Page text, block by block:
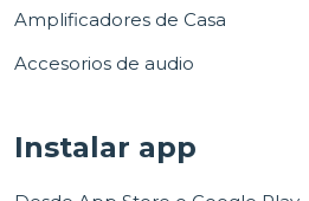
Amplificadores de Casa
Accesorios de audio
Instalar app